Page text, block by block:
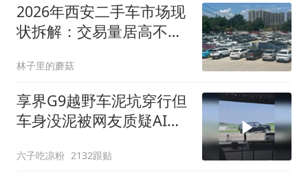
2026年西安二手车市场现
状拆解：交易量居高不
入经营困境？
林子里的蘑菇
享界G9越野车泥坑穿行但
车身没泥被网友质疑AI，
六子吃凉粉 2132跟贴